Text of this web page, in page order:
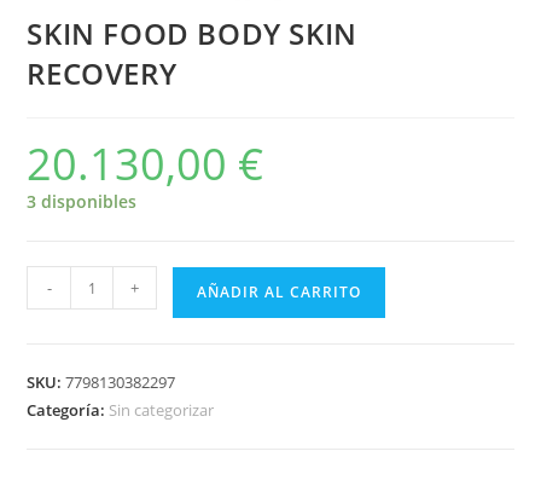
SKIN FOOD BODY SKIN
RECOVERY
20.130,00 €
3 disponibles
- + AÑADIR AL CARRITO
SKU:7798130382297
Categoría: Sin categorizar